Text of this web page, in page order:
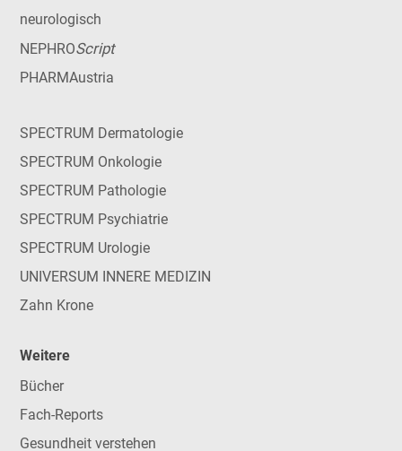
neurologisch
NEPHROScript
PHARMAustria
SPECTRUM Dermatologie
SPECTRUM Onkologie
SPECTRUM Pathologie
SPECTRUM Psychiatrie
SPECTRUM Urologie
UNIVERSUM INNERE MEDIZIN
Zahn Krone
Weitere
Bücher
Fach-Reports
Gesundheit verstehen